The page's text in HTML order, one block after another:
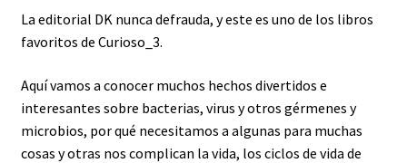
La editorial DK nunca defrauda, y este es uno de los libros
favoritos de Curioso_3.
Aquí vamos a conocer muchos hechos divertidos e
interesantes sobre bacterias, virus y otros gérmenes y
microbios, por qué necesitamos a algunas para muchas
cosas y otras nos complican la vida, los ciclos de vida de